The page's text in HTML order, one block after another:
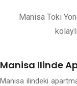
Manisa Toki
Manisa Ilinde
Manisa ilindeki